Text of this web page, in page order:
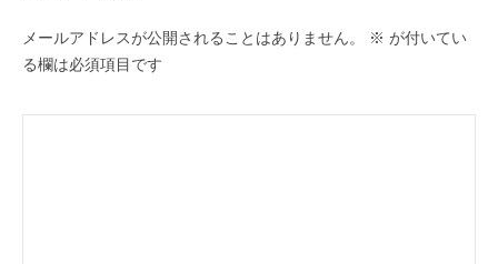
メールアドレスが公開されることはありません。 ※ が付いてい
る欄は必須項目です